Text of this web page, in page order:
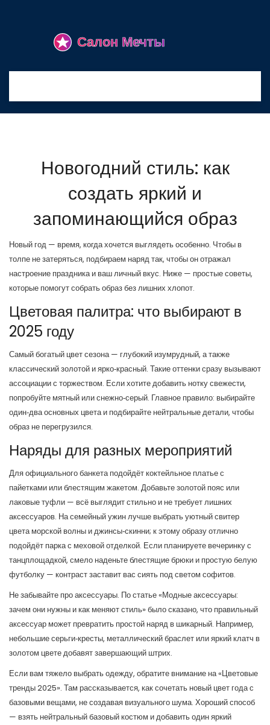
Новогодний стиль: как
создать яркий и
запоминающийся образ
Новый год — время, когда хочется выглядеть особенно. Чтобы в
толпе не затеряться, подбираем наряд так, чтобы он отражал
настроение праздника и ваш личный вкус. Ниже — простые советы,
которые помогут собрать образ без лишних хлопот.
Цветовая палитра: что выбирают в
2025 году
Самый богатый цвет сезона — глубокий изумрудный, а также
классический золотой и ярко‑красный. Такие оттенки сразу вызывают
ассоциации с торжеством. Если хотите добавить нотку свежести,
попробуйте мятный или снежно‑серый. Главное правило: выбирайте
один‑два основных цвета и подбирайте нейтральные детали, чтобы
образ не перегрузился.
Наряды для разных мероприятий
Для официального банкета подойдёт коктейльное платье с
пайетками или блестящим жакетом. Добавьте золотой пояс или
лаковые туфли — всё выглядит стильно и не требует лишних
аксессуаров. На семейный ужин лучше выбрать уютный свитер
цвета морской волны и джинсы‑скинни; к этому образу отлично
подойдёт парка с меховой отделкой. Если планируете вечеринку с
танцплощадкой, смело наденьте блестящие брюки и простую белую
футболку — контраст заставит вас сиять под светом софитов.
Не забывайте про аксессуары. По статье «Модные аксессуары:
зачем они нужны и как меняют стиль» было сказано, что правильный
аксессуар может превратить простой наряд в шикарный. Например,
небольшие серьги‑кресты, металлический браслет или яркий клатч в
золотом цвете добавят завершающий штрих.
Если вам тяжело выбрать одежду, обратите внимание на «Цветовые
тренды 2025». Там рассказывается, как сочетать новый цвет года с
базовыми вещами, не создавая визуального шума. Хороший способ
— взять нейтральный базовый костюм и добавить один яркий